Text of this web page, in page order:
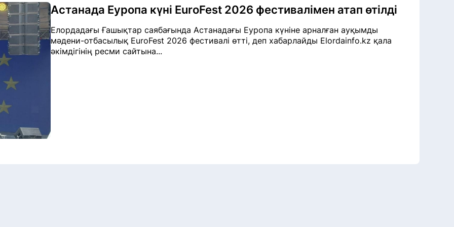
Астанада Еуропа күні EuroFest 2026 фестивалімен атап өтілді
Елордадағы Ғашықтар саябағында Астанадағы Еуропа күніне арналған ауқымды
мәдени-отбасылық EuroFest 2026 фестивалі өтті, деп хабарлайды Elordainfo.kz қала
әкімдігінің ресми сайтына...